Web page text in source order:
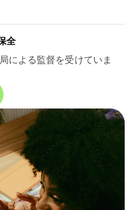
全
による監督を受けていま